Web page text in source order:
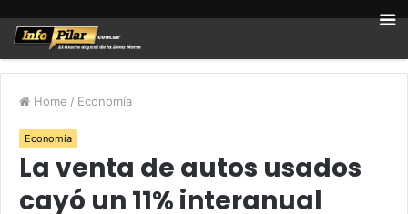
Home / Economía
Economía
La venta de autos usados
cayó un 11% interanual